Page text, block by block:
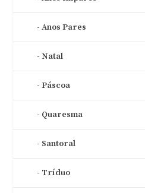
Anos Pares
Natal
Páscoa
Quaresma
Santoral
Tríduo